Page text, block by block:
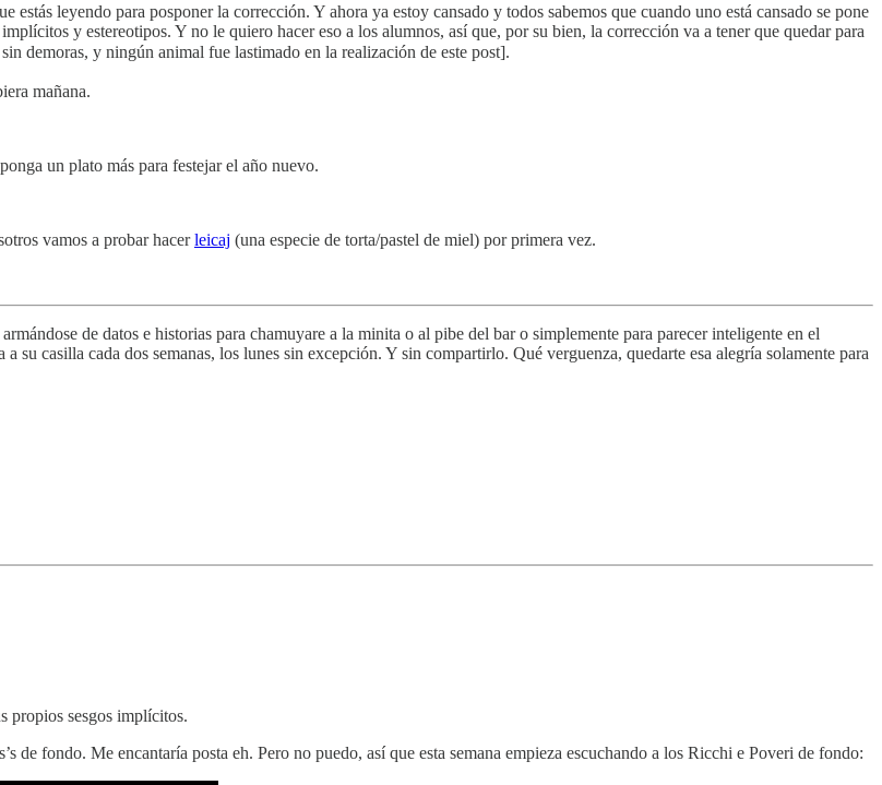
estás leyendo para posponer la corrección. Y ahora ya estoy cansado y todos sabemos que cuando uno está cansado se pone
y estereotipos. Y no le quiero hacer eso a los alumnos, así que, por su bien, la corrección va a tener que quedar para
demoras, y ningún animal fue lastimado en la realización de este post].
mañana.
un plato más para festejar el año nuevo.
vamos a probar hacerleicaj (una especie de torta/pastel de miel) por primera vez.
de datos e historias para chamuyare a la minita o al pibe del bar o simplemente para parecer inteligente en el
casilla cada dos semanas, los lunes sin excepción. Y sin compartirlo. Qué verguenza, quedarte esa alegría solamente para
propios sesgos implícitos.
de fondo. Me encantaría posta eh. Pero no puedo, así que esta semana empieza escuchando a los Ricchi e Poveri de fondo: